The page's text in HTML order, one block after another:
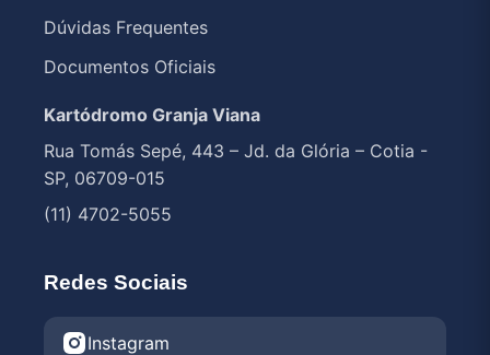
Dúvidas Frequentes
Documentos Oficiais
Kartódromo Granja Viana
Rua Tomás Sepé, 443 – Jd. da Glória – Cotia -
SP, 06709-015
(11) 4702-5055
Redes Sociais
Instagram